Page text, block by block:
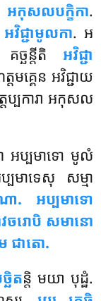
អកុសលបក្ខិកា.
អវិជ្ជាមូលកា. អ
ច្ឆន្តីតិ អវិជ្ជា
តមគ្គេន អវិជ្ជាយ
តប្បការា អកុសល
អប្បមាទោ មូលំ
មាទេសុ សម្មា
ា. អប្បមាទោ
ចរោបិ សមានោ
ជាតោ.
ឆិតន្តិ មយា បុដ្ឋំ.